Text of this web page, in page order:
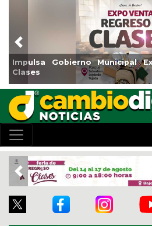
Municipal Expo Venta
Previous
Previous